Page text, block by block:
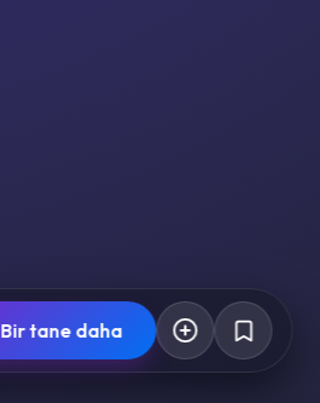
Bir tane daha